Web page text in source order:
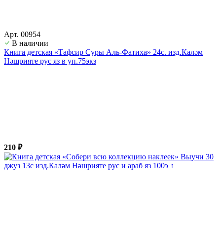
Арт. 00954
В наличии
Книга детская «Тафсир Суры Аль-Фатиха» 24с. изд.Каләм
Нәшрияте рус яз в уп.75экз
210 ₽